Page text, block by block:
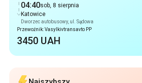
04:40sob, 8 sierpnia
Katowice
Dworzec autobusowy, ul. Sądowa
Przewoźnik: Vasylkivtransavto PP
3450 UAH